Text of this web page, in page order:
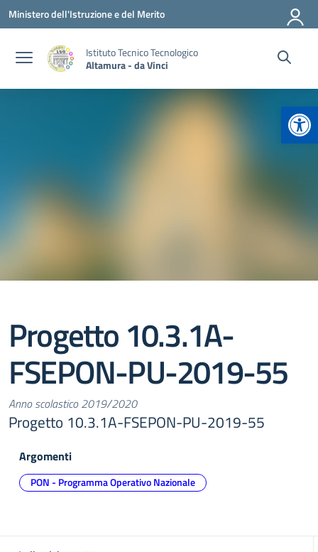
Vai ai contenuti
Vai al menu di navigazione
Vai al footer
Ministero dell'Istruzione e del Merito
Istituto Tecnico Tecnologico
Altamura - da Vinci
Progetto 10.3.1A-
FSEPON-PU-2019-55
Anno scolastico 2019/2020
Progetto 10.3.1A-FSEPON-PU-2019-55
Argomenti
PON - Programma Operativo Nazionale